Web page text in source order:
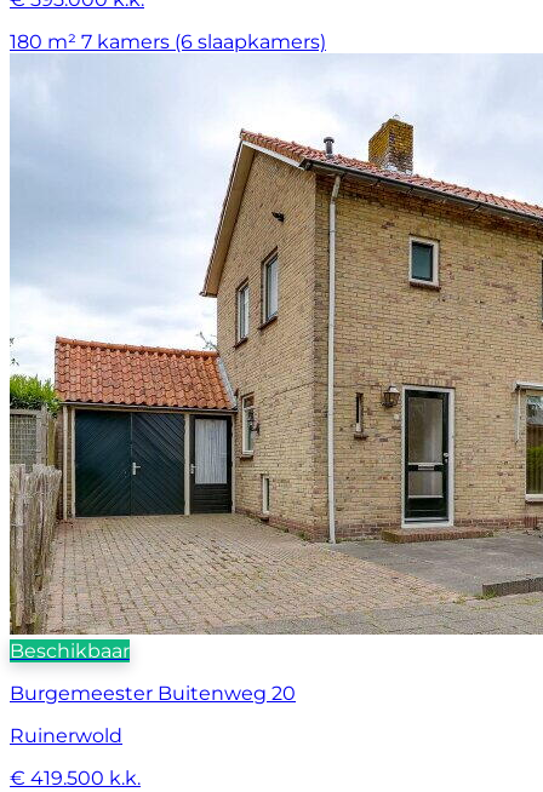
180 m² 7 kamers (6 slaapkamers)
Beschikbaar
Burgemeester Buitenweg 20
Ruinerwold
€ 419.500 k.k.